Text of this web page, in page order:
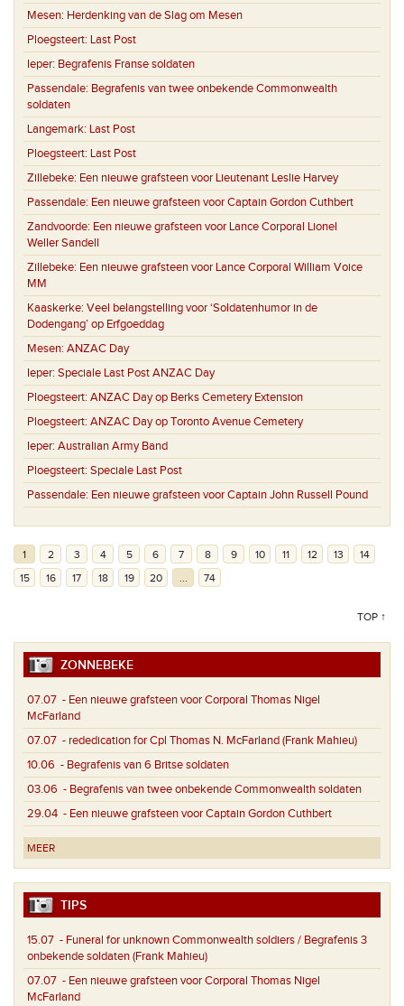
Mesen: Herdenking van de Slag om Mesen
Ploegsteert: Last Post
Ieper: Begrafenis Franse soldaten
Passendale: Begrafenis van twee onbekende Commonwealth
soldaten
Langemark: Last Post
Ploegsteert: Last Post
Zillebeke: Een nieuwe grafsteen voor Lieutenant Leslie Harvey
Passendale: Een nieuwe grafsteen voor Captain Gordon Cuthbert
Zandvoorde: Een nieuwe grafsteen voor Lance Corporal Lionel
Weller Sandell
Zillebeke: Een nieuwe grafsteen voor Lance Corporal William Voice
MM
Kaaskerke: Veel belangstelling voor ‘Soldatenhumor in de
Dodengang’ op Erfgoeddag
Mesen: ANZAC Day
Ieper: Speciale Last Post ANZAC Day
Ploegsteert: ANZAC Day op Berks Cemetery Extension
Ploegsteert: ANZAC Day op Toronto Avenue Cemetery
Ieper: Australian Army Band
Ploegsteert: Speciale Last Post
Passendale: Een nieuwe grafsteen voor Captain John Russell Pound
1 2 3 4 5 6 7 8 9 10 11 12 13
14
15
16 17 18 19 20 ... 74
TOP ↑
ZONNEBEKE
07.07 - Een nieuwe grafsteen voor Corporal Thomas Nigel
McFarland
07.07 - rededication for Cpl Thomas N. McFarland (Frank Mahieu)
10.06 - Begrafenis van 6 Britse soldaten
03.06 - Begrafenis van twee onbekende Commonwealth soldaten
29.04 - Een nieuwe grafsteen voor Captain Gordon Cuthbert
MEER
TIPS
15.07 - Funeral for unknown Commonwealth soldiers / Begrafenis 3
onbekende soldaten (Frank Mahieu)
07.07 - Een nieuwe grafsteen voor Corporal Thomas Nigel
McFarland